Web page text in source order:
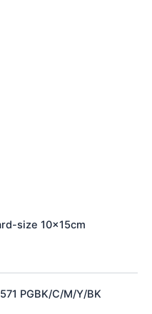
size 10x15cm
PGBK/C/M/Y/BK